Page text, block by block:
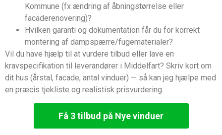
Kommune (fx ændring af åbningstørrelse eller
facaderenovering)?
Hvilken garanti og dokumentation får du for korrekt
montering af dampspærre/fugematerialer?
Vil du have hjælp til at vurdere tilbud eller lave en
kravspecifikation til leverandører i Middelfart? Skriv kort om
dit hus (årstal, facade, antal vinduer) — så kan jeg hjælpe med
en præcis tjekliste og realistisk prisvurdering.
Få 3 tilbud på Nye vinduer